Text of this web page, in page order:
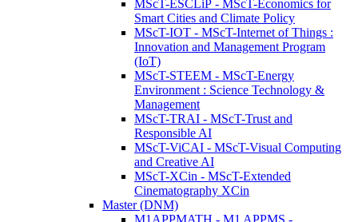
MScT-ESCLiP - MScT-Economics for
Smart Cities and Climate Policy
MScT-IOT - MScT-Internet of Things :
Innovation and Management Program
(IoT)
MScT-STEEM - MScT-Energy
Environment : Science Technology &
Management
MScT-TRAI - MScT-Trust and
Responsible AI
MScT-ViCAI - MScT-Visual Computing
and Creative AI
MScT-XCin - MScT-Extended
Cinematography XCin
Master (DNM)
M1APPMATH - M1 APPMS -